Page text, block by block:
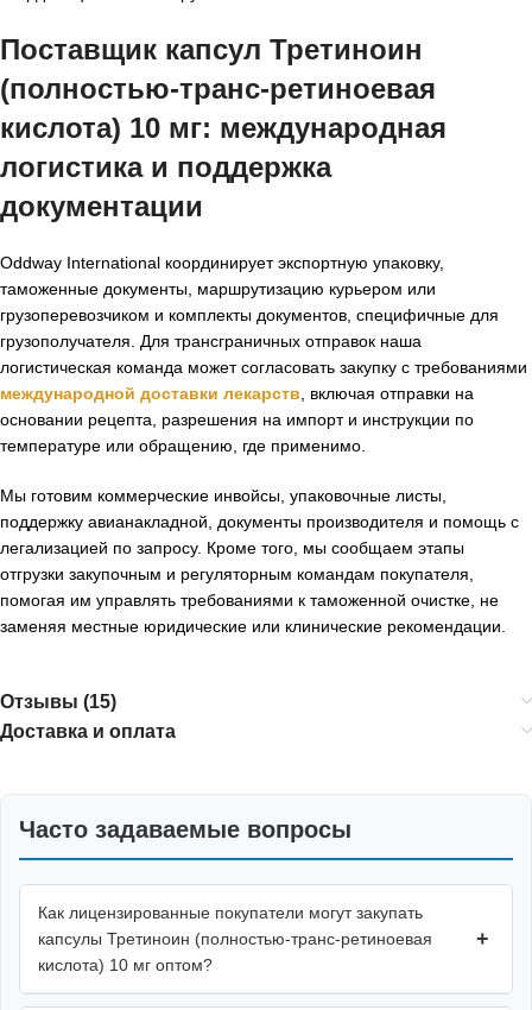
Поставщик капсул Третиноин
(полностью-транс-ретиноевая
кислота) 10 мг: международная
логистика и поддержка
документации
Oddway International координирует экспортную упаковку,
таможенные документы, маршрутизацию курьером или
грузоперевозчиком и комплекты документов, специфичные для
грузополучателя. Для трансграничных отправок наша
логистическая команда может согласовать закупку с требованиями
международной доставки лекарств , включая отправки на
основании рецепта, разрешения на импорт и инструкции по
температуре или обращению, где применимо.
Мы готовим коммерческие инвойсы, упаковочные листы,
поддержку авианакладной, документы производителя и помощь с
легализацией по запросу. Кроме того, мы сообщаем этапы
отгрузки закупочным и регуляторным командам покупателя,
помогая им управлять требованиями к таможенной очистке, не
заменяя местные юридические или клинические рекомендации.
Отзывы (15)
Доставка и оплата
Часто задаваемые вопросы
Как лицензированные покупатели могут закупать
капсулы Третиноин (полностью-транс-ретиноевая
кислота) 10 мг оптом?
+